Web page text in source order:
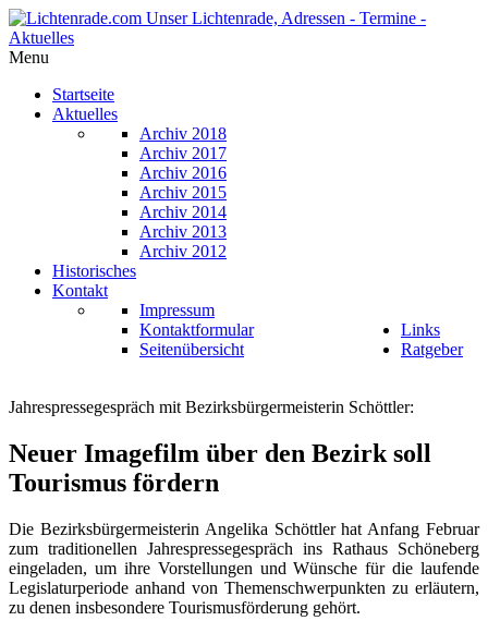
Menu
Startseite
Aktuelles
Archiv 2018
Archiv 2017
Archiv 2016
Archiv 2015
Archiv 2014
Archiv 2013
Archiv 2012
Historisches
Kontakt
Impressum
Kontaktformular
Seitenübersicht
Links
Ratgeber
Jahrespressegespräch mit Bezirksbürgermeisterin Schöttler:
Neuer Imagefilm über den Bezirk soll
Tourismus fördern
Die Bezirksbürgermeisterin Angelika Schöttler hat Anfang Februar
zum traditionellen Jahrespressegespräch ins Rathaus Schöneberg
eingeladen, um ihre Vorstellungen und Wünsche für die laufende
Legislaturperiode anhand von Themenschwerpunkten zu erläutern,
zu denen insbesondere Tourismusförderung gehört.